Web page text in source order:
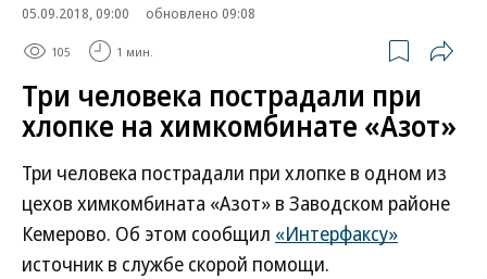
05.09.2018, 09:00
обновлено 09:08
105 1 мин.
Три человека пострадали при
хлопке на химкомбинате «Азот»
Три человека пострадали при хлопке в одном из
цехов химкомбината «Азот» в Заводском районе
Кемерово. Об этом сообщил «Интерфаксу»
источник в службе скорой помощи.